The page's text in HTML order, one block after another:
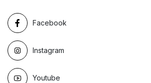
Facebook
Instagram
Youtube